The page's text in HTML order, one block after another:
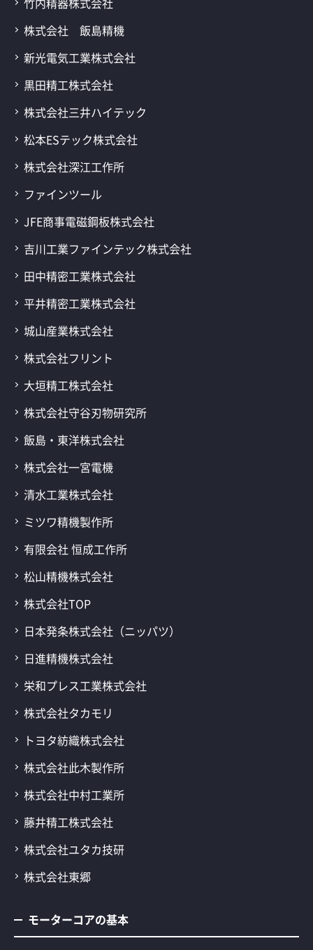
株式会社 飯島精機
新光電気工業株式会社
黒田精工株式会社
株式会社三井ハイテック
松本ESテック株式会社
株式会社深江工作所
ファインツール
JFE商事電磁鋼板株式会社
吉川工業ファインテック株式会社
田中精密工業株式会社
平井精密工業株式会社
城山産業株式会社
株式会社フリント
大垣精工株式会社
株式会社守谷刃物研究所
飯島・東洋株式会社
株式会社一宮電機
清水工業株式会社
ミツワ精機製作所
有限会社 恒成工作所
松山精機株式会社
株式会社TOP
日本発条株式会社（ニッパツ）
日進精機株式会社
栄和プレス工業株式会社
株式会社タカモリ
トヨタ紡織株式会社
株式会社此木製作所
株式会社中村工業所
藤井精工株式会社
株式会社ユタカ技研
株式会社東郷
モーターコアの基本